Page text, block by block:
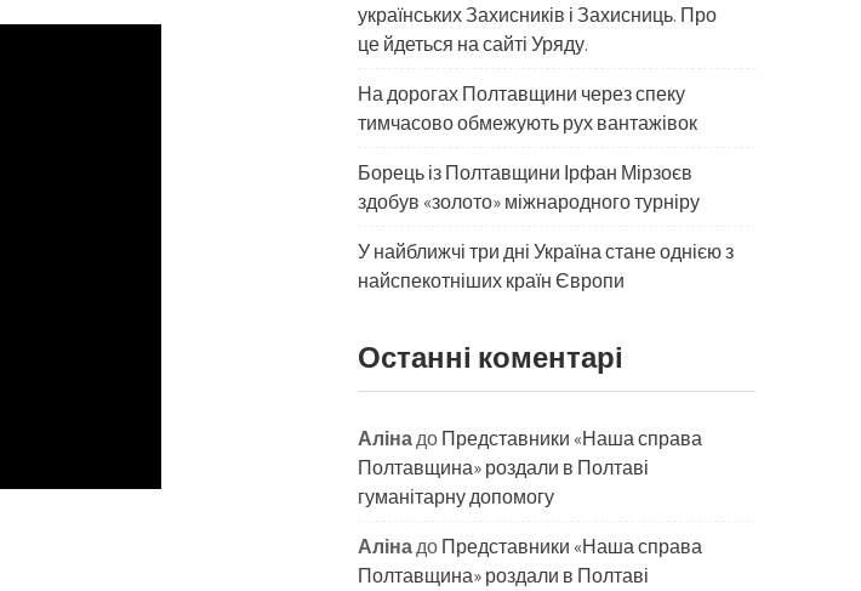
українських Захисників і Захисниць. Про
це йдеться на сайті Уряду.
На дорогах Полтавщини через спеку
тимчасово обмежують рух вантажівок
Борець із Полтавщини Ірфан Мірзоєв
здобув «золото» міжнародного турніру
​У найближчі три дні Україна стане однією з
найспекотніших країн Європи
Останні коментарі
АлінадоПредставники «Наша справа
Полтавщина» роздали в Полтаві
гуманітарну допомогу
АлінадоПредставники «Наша справа
Полтавщина» роздали в Полтаві